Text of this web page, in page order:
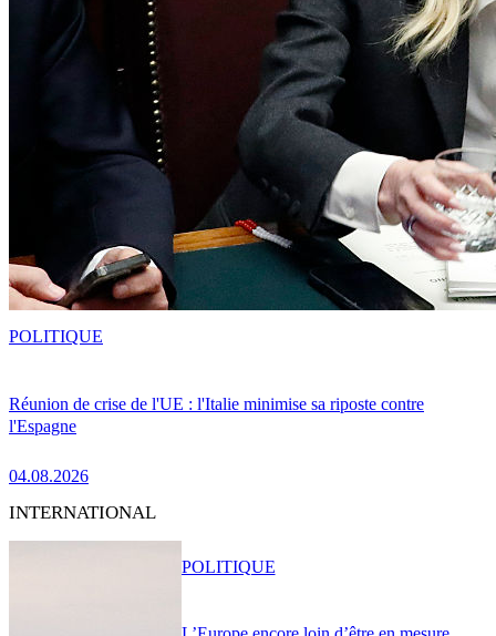
Réunion de crise de l'UE : l'Italie minimise sa riposte contre
l'Espagne
04.08.2026
POLITIQUE
INTERNATIONAL
POLITIQUE